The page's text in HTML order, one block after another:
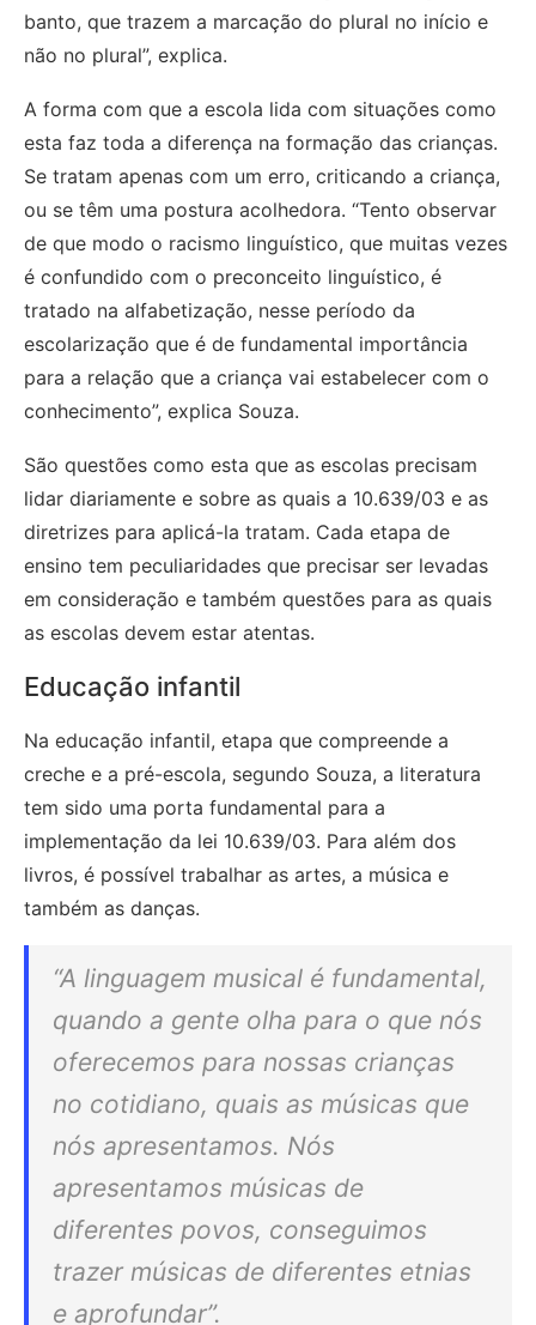
banto, que trazem a marcação do plural no início e
não no plural”, explica.
A forma com que a escola lida com situações como
esta faz toda a diferença na formação das crianças.
Se tratam apenas com um erro, criticando a criança,
ou se têm uma postura acolhedora. “Tento observar
de que modo o racismo linguístico, que muitas vezes
é confundido com o preconceito linguístico, é
tratado na alfabetização, nesse período da
escolarização que é de fundamental importância
para a relação que a criança vai estabelecer com o
conhecimento”, explica Souza.
São questões como esta que as escolas precisam
lidar diariamente e sobre as quais a 10.639/03 e as
diretrizes para aplicá-la tratam. Cada etapa de
ensino tem peculiaridades que precisar ser levadas
em consideração e também questões para as quais
as escolas devem estar atentas.
Educação infantil
Na educação infantil, etapa que compreende a
creche e a pré-escola, segundo Souza, a literatura
tem sido uma porta fundamental para a
implementação da lei 10.639/03. Para além dos
livros, é possível trabalhar as artes, a música e
também as danças.
“A linguagem musical é fundamental,
quando a gente olha para o que nós
oferecemos para nossas crianças
no cotidiano, quais as músicas que
nós apresentamos. Nós
apresentamos músicas de
diferentes povos, conseguimos
trazer músicas de diferentes etnias
e aprofundar”.